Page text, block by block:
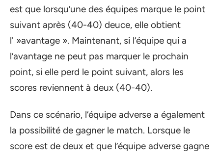
est que lorsqu’une des équipes marque le point
suivant après (40-40) deuce, elle obtient
l' »avantage ». Maintenant, si l’équipe qui a
l’avantage ne peut pas marquer le prochain
point, si elle perd le point suivant, alors les
scores reviennent à deux (40-40).
Dans ce scénario, l’équipe adverse a également
la possibilité de gagner le match. Lorsque le
score est de deux et que l’équipe adverse gagne